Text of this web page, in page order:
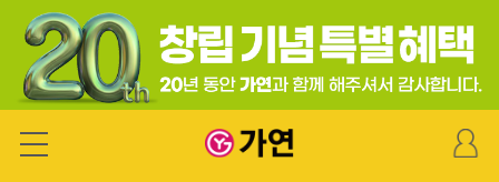
가연 결혼정보회사
마
이